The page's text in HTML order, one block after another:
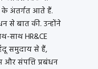
के अंतर्गत आते हैं.
से बात की. उन्होंने
साथ HR&CE
समुदाय से हैं,
और संपत्ति प्रबंधन